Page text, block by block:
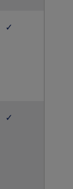
✓
✓